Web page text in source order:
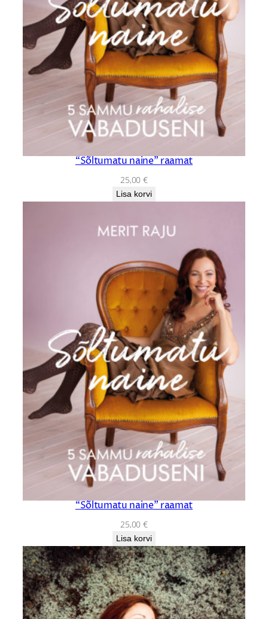
“Sõltumatu naine” raamat
25,00€
Lisa korvi
“Sõltumatu naine” raamat
25,00€
Lisa korvi